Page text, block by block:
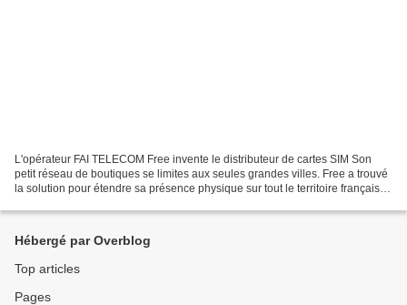
L'opérateur FAI TELECOM Free invente le distributeur de cartes SIM Son
petit réseau de boutiques se limites aux seules grandes villes. Free a trouvé
la solution pour étendre sa présence physique sur tout le territoire français :
Hébergé par Overblog
Top articles
Pages